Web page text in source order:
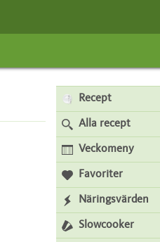
Recept
Alla recept
Veckomeny
Favoriter
Näringsvärden
Slowcooker